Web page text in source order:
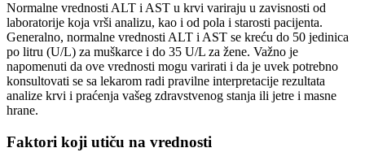
Normalne vrednosti ALT i AST u krvi variraju u zavisnosti od
laboratorije koja vrši analizu, kao i od pola i starosti pacijenta.
Generalno, normalne vrednosti ALT i AST se kreću do 50 jedinica
po litru (U/L) za muškarce i do 35 U/L za žene. Važno je
napomenuti da ove vrednosti mogu varirati i da je uvek potrebno
konsultovati se sa lekarom radi pravilne interpretacije rezultata
analize krvi i praćenja vašeg zdravstvenog stanja ili jetre i masne
hrane.
Faktori koji utiču na vrednosti